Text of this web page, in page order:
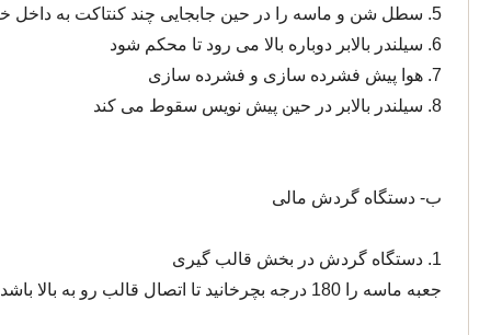
5. سطل شن و ماسه را در حین جابجایی چند کنتاکت به داخل خارج کنید و سطح بالایی قاب پیش ماسه را تمیز کنید.
6. سیلندر بالابر دوباره بالا می رود تا محکم شود
7. هوا پیش فشرده سازی و فشرده سازی
8. سیلندر بالابر در حین پیش نویس سقوط می کند
ب- دستگاه گردش مالی
1. دستگاه گردش در بخش قالب گیری
جعبه ماسه را 180 درجه بچرخانید تا اتصال قالب رو به بالا باشد